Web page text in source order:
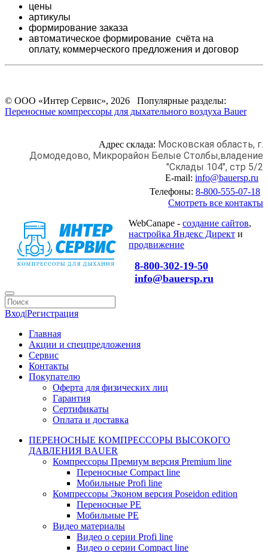
цены
артикулы
формирование заказа
автоматическое формирование счёта на
оплату, коммерческого предложения и договор
© ООО «Интер Сервис», 2026 Популярные разделы:
Переносные компрессоры для дыхательного воздуха Bauer
Адрес склада: Московская область, г.
Домодедово, Микрорайон Белые Столбы,владение
"Склады 104", стр 5/2
E-mail: info@bauersp.ru
Телефоны: 8-800-555-07-18
Смотреть все контакты
WebCanape - создание сайтов,
настройка Яндекс Директ и
продвижение
8-800-302-19-50
info@bauersp.ru
Вход|Регистрация
Главная
Акции и спецпредложения
Сервис
Контакты
Покупателю
Оферта для физических лиц
Гарантия
Сертификаты
Оплата и доставка
ПЕРЕНОСНЫЕ КОМПРЕССОРЫ ВЫСОКОГО
ДАВЛЕНИЯ BAUER
Компрессоры Премиум версия Premium line
Переносные Compact line
Мобильные Profi line
Компрессоры Эконом версия Poseidon edition
Переносные PE
Мобильные PE
Видео материалы
Видео о серии Profi line
Видео о серии Compact line